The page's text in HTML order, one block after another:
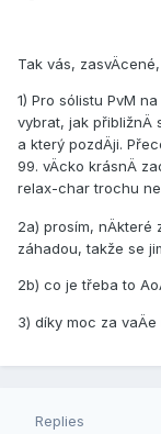
Tak vás,
1) Pro sólistu PvM
vybrat, jak přibližnÄ
a který pozdÄji.
99. vÄcko krásnÄ
relax-char trochu
2a) prosí­m, nÄkteré
záhadou, takže se
2b) co je třeba to
3) dí­ky moc za
Replies